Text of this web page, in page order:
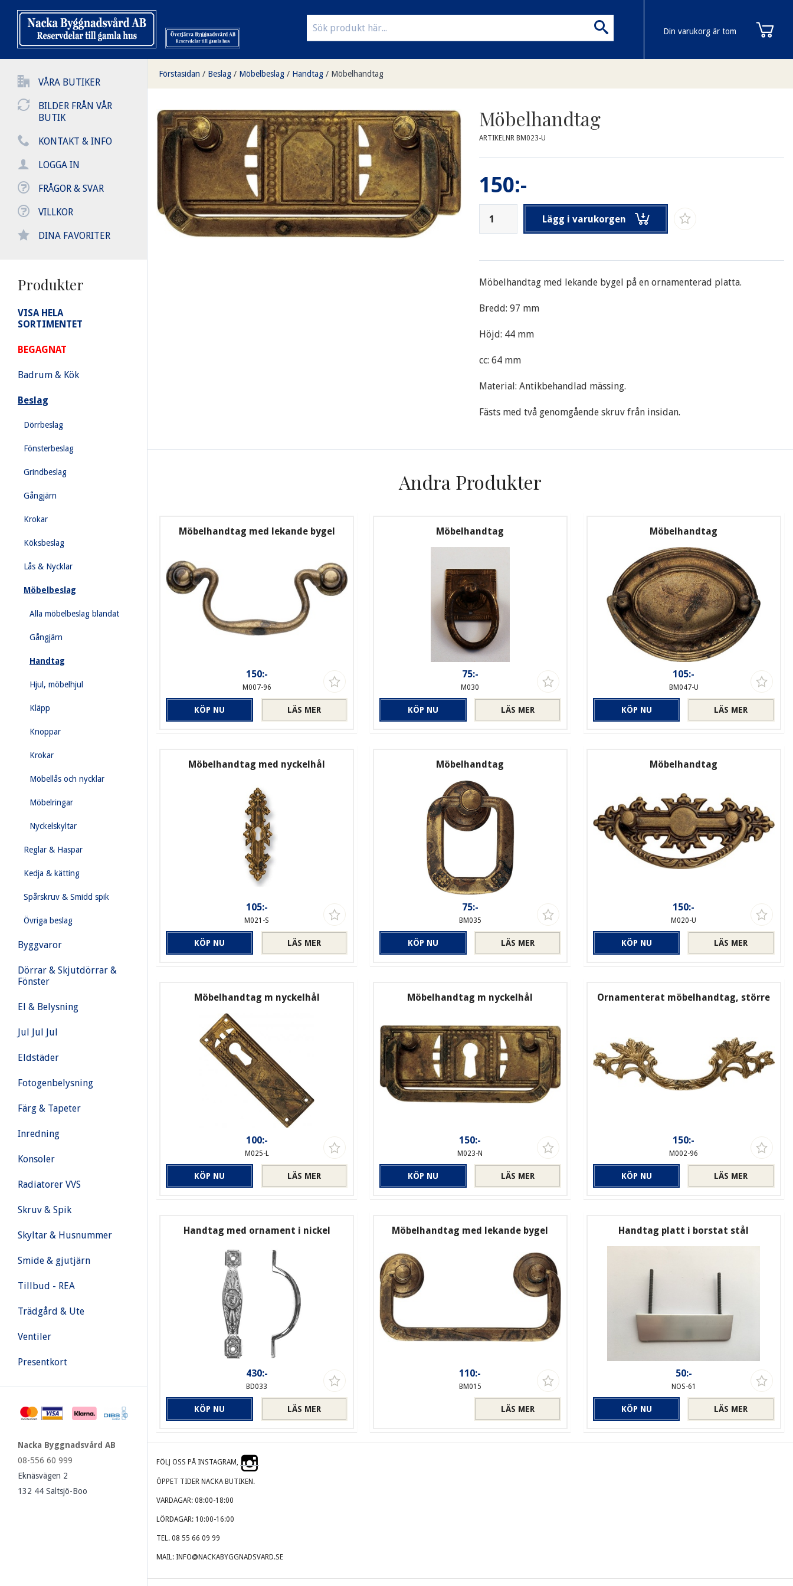
VÅRA BUTIKER
BILDER FRÅN VÅR
BUTIK
KONTAKT & INFO
LOGGA IN
FRÅGOR & SVAR
VILLKOR
DINA FAVORITER
Produkter
VISA HELA
SORTIMENTET
BEGAGNAT
Badrum & Kök
Beslag
Dörrbeslag
Fönsterbeslag
Grindbeslag
Gångjärn
Krokar
Köksbeslag
Lås & Nycklar
Möbelbeslag
Alla möbelbeslag blandat
Gångjärn
Handtag
Hjul, möbelhjul
Kläpp
Knoppar
Krokar
Möbellås och nycklar
Möbelringar
Nyckelskyltar
Reglar & Haspar
Kedja & kätting
Spårskruv & Smidd spik
Övriga beslag
Byggvaror
Dörrar & Skjutdörrar &
Fönster
El & Belysning
Jul Jul Jul
Eldstäder
Fotogenbelysning
Färg & Tapeter
Inredning
Konsoler
Radiatorer VVS
Skruv & Spik
Skyltar & Husnummer
Smide & gjutjärn
Tillbud - REA
Trädgård & Ute
Ventiler
Presentkort
Nacka Byggnadsvård AB
08-556 60 999
Eknäsvägen 2
132 44 Saltsjö-Boo
Din varukorg är tom
Förstasidan / Beslag / Möbelbeslag / Handtag / Möbelhandtag
Möbelhandtag
ARTIKELNR BM023-U
150:-
Lägg i varukorgen
Möbelhandtag med lekande bygel på en ornamenterad platta.
Bredd: 97 mm
Höjd: 44 mm
cc: 64 mm
Material: Antikbehandlad mässing.
Fästs med två genomgående skruv från insidan.
Andra Produkter
Möbelhandtag med lekande bygel
150:-
M007-96
LÄS MER
KÖP NU
Möbelhandtag
75:-
M030
LÄS MER
KÖP NU
Möbelhandtag
105:-
BM047-U
LÄS MER
KÖP NU
Möbelhandtag med nyckelhål
105:-
M021-S
LÄS MER
KÖP NU
Möbelhandtag
75:-
BM035
LÄS MER
KÖP NU
Möbelhandtag
150:-
M020-U
LÄS MER
KÖP NU
Möbelhandtag m nyckelhål
100:-
M025-L
LÄS MER
KÖP NU
Möbelhandtag m nyckelhål
150:-
M023-N
LÄS MER
KÖP NU
Ornamenterat möbelhandtag, större
150:-
M002-96
LÄS MER
KÖP NU
Handtag med ornament i nickel
430:-
BD033
LÄS MER
KÖP NU
Möbelhandtag med lekande bygel
110:-
BM015
LÄS MER
Handtag platt i borstat stål
50:-
NOS-61
LÄS MER
KÖP NU
FÖLJ OSS PÅ INSTAGRAM,
ÖPPET TIDER NACKA BUTIKEN.
VARDAGAR: 08:00-18:00
LÖRDAGAR: 10:00-16:00
TEL. 08 55 66 09 99
MAIL: INFO@NACKABYGGNADSVARD.SE